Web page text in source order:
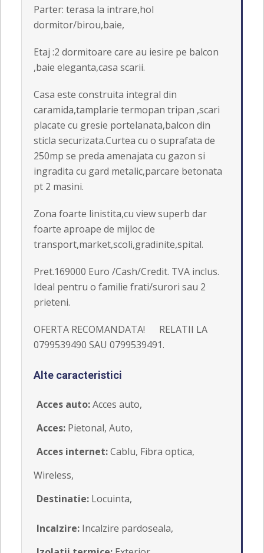
Parter: terasa la intrare,hol
dormitor/birou,baie,
Etaj :2 dormitoare care au iesire pe balcon
,baie eleganta,casa scarii.
Casa este construita integral din
caramida,tamplarie termopan tripan ,scari
placate cu gresie portelanata,balcon din
sticla securizata.Curtea cu o suprafata de
250mp se preda amenajata cu gazon si
ingradita cu gard metalic,parcare betonata
pt 2 masini.
Zona foarte linistita,cu view superb dar
foarte aproape de mijloc de
transport,market,scoli,gradinite,spital.
Pret.169000 Euro /Cash/Credit. TVA inclus.
Ideal pentru o familie frati/surori sau 2
prieteni.
OFERTA RECOMANDATA! RELATII LA
0799539490 SAU 0799539491.
Alte caracteristici
Acces auto:Acces auto,
Acces: Pietonal, Auto,
Acces internet:Cablu, Fibra optica,
Wireless,
Destinatie: Locuinta,
Incalzire: Incalzire pardoseala,